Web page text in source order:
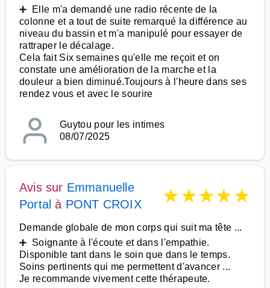
➕ Elle m'a demandé une radio récente de la
colonne et a tout de suite remarqué la différence au
niveau du bassin et m'a manipulé pour essayer de
rattraper le décalage.
Cela fait Six semaines qu'elle me reçoit et on
constate une amélioration de la marche et la
douleur a bien diminué.Toujours à l'heure dans ses
rendez vous et avec le sourire
Guytou pour les intimes
08/07/2025
Avis sur Emmanuelle
Portal à PONT CROIX ★★★★★
Demande globale de mon corps qui suit ma tête ...
➕ Soignante à l'écoute et dans l'empathie.
Disponible tant dans le soin que dans le temps.
Soins pertinents qui me permettent d'avancer ...
Je recommande vivement cette thérapeute.